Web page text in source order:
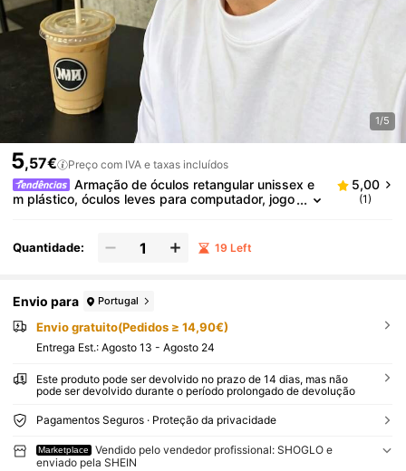
1/5
5,57€ Preço com IVA e taxas incluídos
Armação de óculos retangular unissex e
m plástico, óculos leves para computador, jogo
5,00
(1)
Quantidade: 19 Left
Envio para Portugal
Envio gratuito(Pedidos ≥ 14,90€)
Entrega Est.: Agosto 13 - Agosto 24
Este produto pode ser devolvido no prazo de 14 dias, mas não
pode ser devolvido durante o período prolongado de devolução
Pagamentos Seguros · Proteção da privacidade
Marketplace
Vendido pelo vendedor profissional: SHOGLO e
enviado pela SHEIN